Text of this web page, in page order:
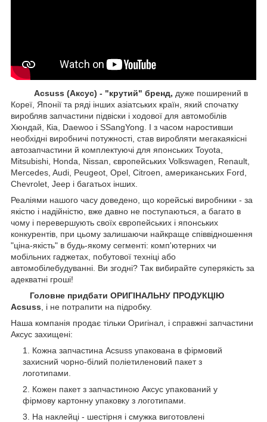
Acsuss (Аксус) - "крутий" бренд, дуже поширений в
Кореї, Японії та ряді інших азіатських країн, який спочатку
виробляв запчастини підвіски і ходової для автомобілів
Хюндай, Кіа, Daewoo і SSangYong. І з часом наростивши
необхідні виробничі потужності, став виробляти мегакаякісні
автозапчастини й комплектуючі для японських Toyota,
Mitsubishi, Honda, Nissan, європейських Volkswagen, Renault,
Mercedes, Audi, Peugeot, Opel, Citroen, американських Ford,
Chevrolet, Jeep і багатьох інших.
Реаліями нашого часу доведено, що корейські виробники - за
якістю і надійністю, вже давно не поступаються, а багато в
чому і перевершують своїх європейських і японських
конкурентів, при цьому залишаючи найкраще співвідношення
"ціна-якість" в будь-якому сегменті: комп'ютерних чи
мобільних гаджетах, побутової техніці або
автомобілебудуванні. Ви згодні? Так вибирайте суперякість за
адекватні гроші!
Головне придбати ОРИГІНАЛЬНУ ПРОДУКЦІЮ
Acsuss , і не потрапити на підробку.
Наша компанія продає тільки Оригінал, і справжні запчастини
Аксус захищені:
Кожна запчастина Acsuss упакована в фірмовий
захисний чорно-білий поліетиленовий пакет з
логотипами.
Кожен пакет з запчастиною Аксус упакований у
фірмову картонну упаковку з логотипами.
На наклейці - шестірня і смужка виготовлені